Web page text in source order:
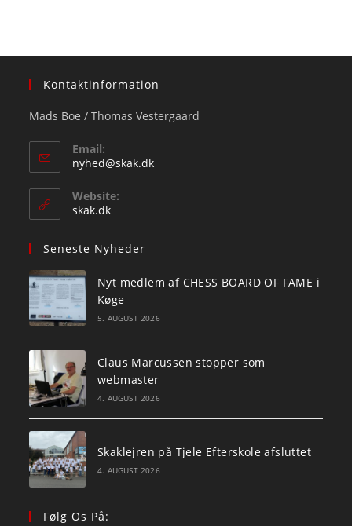
Kontaktinformation
Mads Boe / Thomas Vestergaard
Email:
nyhed@skak.dkOpens
Website:
skak.dk
Seneste Nyheder
Nyt medlem af CHESS BOARD OF FAME i
Køge
5. AUGUST 2026
Claus Marcussen stopper som
webmaster
4. AUGUST 2026
Skaklejren på Tjele Efterskole afsluttet
4. AUGUST 2026
Følg Os På: